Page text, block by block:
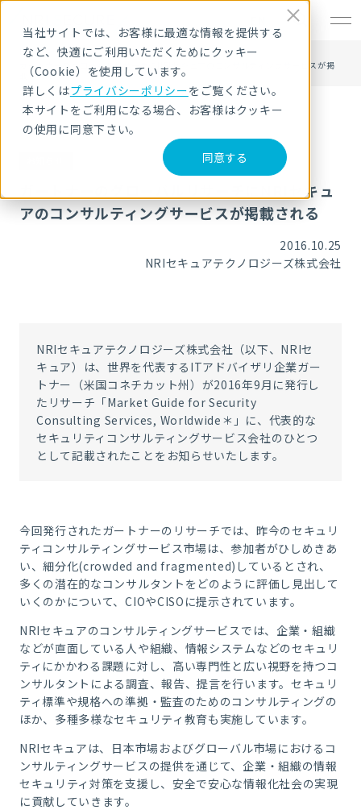
当社サイトでは、お客様に最適な情報を提供する
など、快適にご利用いただくためにクッキー
（Cookie）を使用しています。
詳しくはプライバシーポリシーをご覧ください。
本サイトをご利用になる場合、お客様はクッキー
の使用に同意下さい。
同意する
HOME
ニュース・トピックス
ガートナーのグローバルリサーチにNRIセキュアのコンサルティングサービスが掲
載される
ガートナーのグローバルリサーチにNRIセキュ
アのコンサルティングサービスが掲載される
2016.10.25
NRIセキュアテクノロジーズ株式会社
NRIセキュアテクノロジーズ株式会社（以下、NRIセ
キュア）は、世界を代表するITアドバイザリ企業ガー
トナー（米国コネチカット州）が2016年9月に発行し
たリサーチ「Market Guide for Security
Consulting Services, Worldwide ＊ 」に、代表的な
セキュリティコンサルティングサービス会社のひとつ
として記載されたことをお知らせいたします。
今回発行されたガートナーのリサーチでは、昨今のセキュリ
ティコンサルティングサービス市場は、参加者がひしめきあ
い、細分化(crowded and fragmented)しているとされ、
多くの潜在的なコンサルタントをどのように評価し見出して
いくのかについて、CIOやCISOに提示されています。
NRIセキュアのコンサルティングサービスでは、企業・組織
などが直面している人や組織、情報システムなどのセキュリ
ティにかかわる課題に対し、高い専門性と広い視野を持つコ
ンサルタントによる調査、報告、提言を行います。セキュリ
ティ標準や規格への準拠・監査のためのコンサルティングの
ほか、多種多様なセキュリティ教育も実施しています。
NRIセキュアは、日本市場およびグローバル市場におけるコ
ンサルティングサービスの提供を通じて、企業・組織の情報
セキュリティ対策を支援し、安全で安心な情報化社会の実現
に貢献していきます。